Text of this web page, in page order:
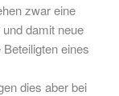
zwar eine
damit neue
eines
dies aber bei